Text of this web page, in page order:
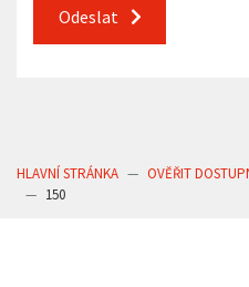
Odeslat
HLAVNÍ STRÁNKA OVĚŘIT
150